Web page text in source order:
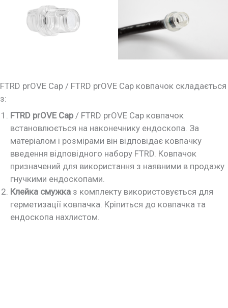
FTRD prOVE Cap / FTRD prOVE Cap ковпачок складається
з:
FTRD prOVE Cap / FTRD prOVE Cap ковпачок
встановлюється на наконечнику ендоскопа. За
матеріалом і розмірами він відповідає ковпачку
введення відповідного набору FTRD. Ковпачок
призначений для використання з наявними в продажу
гнучкими ендоскопами.
Клейка смужка з комплекту використовується для
герметизації ковпачка. Кріпиться до ковпачка та
ендоскопа нахлистом.